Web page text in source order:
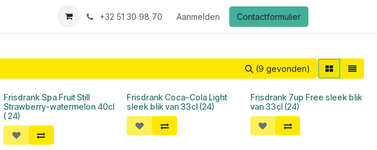
+32 51 30 98 70 Aanmelden Contactformulier
(9 gevonden)
Frisdrank Spa Fruit Still
Strawberry-watermelon 40cl
( 24)
Frisdrank Coca-Cola Light
sleek blik van 33cl (24)
Frisdrank 7up Free sleek blik
van 33cl (24)